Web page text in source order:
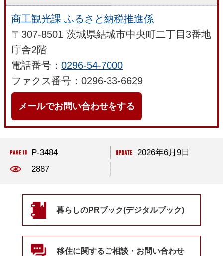
商工観光課 ふるさと納税推進係
〒307-8501 茨城県結城市中央町二丁目3番地
庁舎2階
電話番号：0296-54-7000
ファクス番号：0296-33-6629
メールでお問い合わせをする
P-3484
2026年6月9日
2887
暮らしのPRブック(デジタルブック)
移住に関するご相談・お問い合わせ